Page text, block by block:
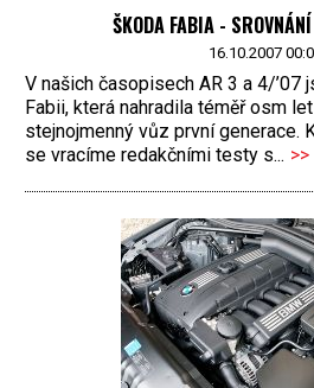
ŠKODA FABIA -
16.10.2007
V našich časopisech AR 3 a 4/’07
Fabii, která nahradila téměř osm
stejnojmenný vůz první generace.
se vracíme redakčními testy s... >>